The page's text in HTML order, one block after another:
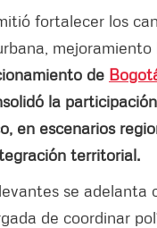
fortalecer los
de
la
en escenarios
territorial.
se
de coordinar